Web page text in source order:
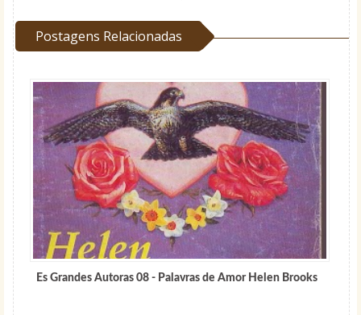
Postagens Relacionadas
Es Grandes Autoras 08 - Palavras de Amor Helen Brooks